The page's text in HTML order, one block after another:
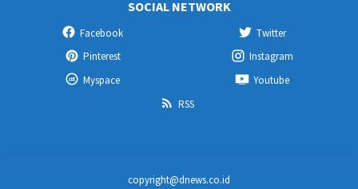
SOCIAL NETWORK
Facebook
Twitter
Pinterest
Instagram
Myspace
Youtube
RSS
copyright@dnews.co.id